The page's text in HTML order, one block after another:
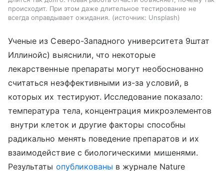
происходит. При этом даже длительное тестирование не
всегда оправдывает ожидания.
источник: Unsplash
Ученые из Северо-Западного университета 9штат
Иллинойс) выяснили, что некоторые
лекарственные препараты могут необоснованно
считаться неэффективными из-за условий, в
которых их тестируют. Исследование показало:
температура тела, концентрация микроэлементов
внутри клеток и другие факторы способны
радикально менять поведение препаратов и их
взаимодействие с биологическими мишенями.
Результаты опубликованы в журнале Nature